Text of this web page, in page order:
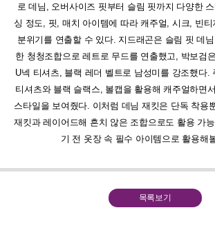
로 데님, 오버사이즈 핏부터 슬림 핏까지 다양한
싱 정도, 핏, 매치 아이템에 따라 캐주얼, 시크, 빈
분위기를 연출할 수 있다. 지드래곤은 슬림 핏 데
한 청청조합으로 레트로 무드를 연출했고, 박보검
U넥 티셔츠, 블랙 레더 벨트로 남성미를 강조했다.
티셔츠와 블랙 슬랙스, 볼캡을 활용해 캐주얼하면
스타일을 보여줬다. 이처럼 데님 재킷은 단독 착용
재킷과 레이어드해 흔치 않은 조합으로도 활용 가
기 전 옷장 속 필수 아이템으로 활용해
목록보기